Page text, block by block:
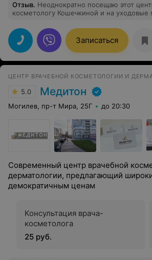
Отзыв. Неоднократно посещаю этот
косметологу Кошечкиной и на уходовые
коллектив. Всем рекомендую
Записаться
ЦЕНТР ВРАЧЕБНОЙ КОСМЕТОЛОГИИ И
5.0 Медитон
Могилев, пр-т Мира, 25Г до 20:30
Современный центр врачебной
дерматологии, предлагающий
демократичным ценам
Консультация врача-
косметолога
25 руб.